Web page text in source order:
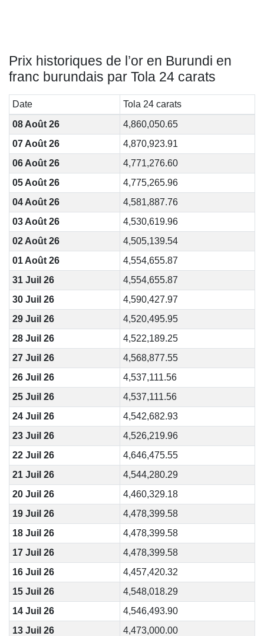
Prix historiques de l’or en Burundi en
franc burundais par Tola 24 carats
Date
Tola 24 carats
08 Août 26
4,860,050.65
07 Août 26
4,870,923.91
06 Août 26
4,771,276.60
05 Août 26
4,775,265.96
04 Août 26
4,581,887.76
03 Août 26
4,530,619.96
02 Août 26
4,505,139.54
01 Août 26
4,554,655.87
31 Juil 26
4,554,655.87
30 Juil 26
4,590,427.97
29 Juil 26
4,520,495.95
28 Juil 26
4,522,189.25
27 Juil 26
4,568,877.55
26 Juil 26
4,537,111.56
25 Juil 26
4,537,111.56
24 Juil 26
4,542,682.93
23 Juil 26
4,526,219.96
22 Juil 26
4,646,475.55
21 Juil 26
4,544,280.29
20 Juil 26
4,460,329.18
19 Juil 26
4,478,399.58
18 Juil 26
4,478,399.58
17 Juil 26
4,478,399.58
16 Juil 26
4,457,420.32
15 Juil 26
4,548,018.29
14 Juil 26
4,546,493.90
13 Juil 26
4,473,000.00